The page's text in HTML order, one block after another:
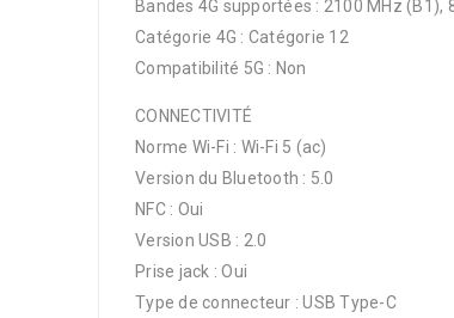
Bandes 4G supportées : 2100 MHz
Catégorie 4G : Catégorie 12
Compatibilité 5G : Non
CONNECTIVITÉ
Norme Wi-Fi : Wi-Fi 5 (ac)
Version du Bluetooth : 5.0
NFC : Oui
Version USB : 2.0
Prise jack : Oui
Type de connecteur : USB Type-C